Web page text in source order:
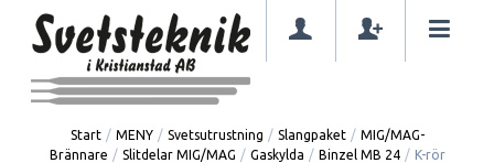
Start / MENY / Svetsutrustning / Slangpaket / MIG/MAG-
Brännare / Slitdelar MIG/MAG / Gaskylda / Binzel MB 24 / K-rör